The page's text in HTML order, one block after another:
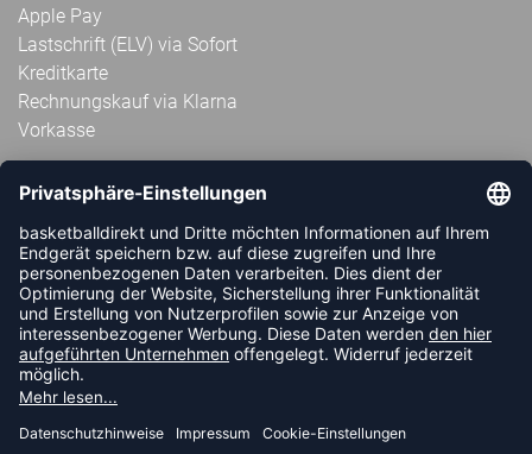
Apple Pay
Lastschrift (ELV) via Sofort
Kreditkarte
Rechnungskauf via Klarna
Vorkasse
ABONNIERE JETZT DEN KOSTENLOSEN
HANDBALLDIREKT-NEWSLETTER UND VERPASSE KEINE
NEUIGKEIT ODER AKTION MEHR.
JETZT ANMELDEN